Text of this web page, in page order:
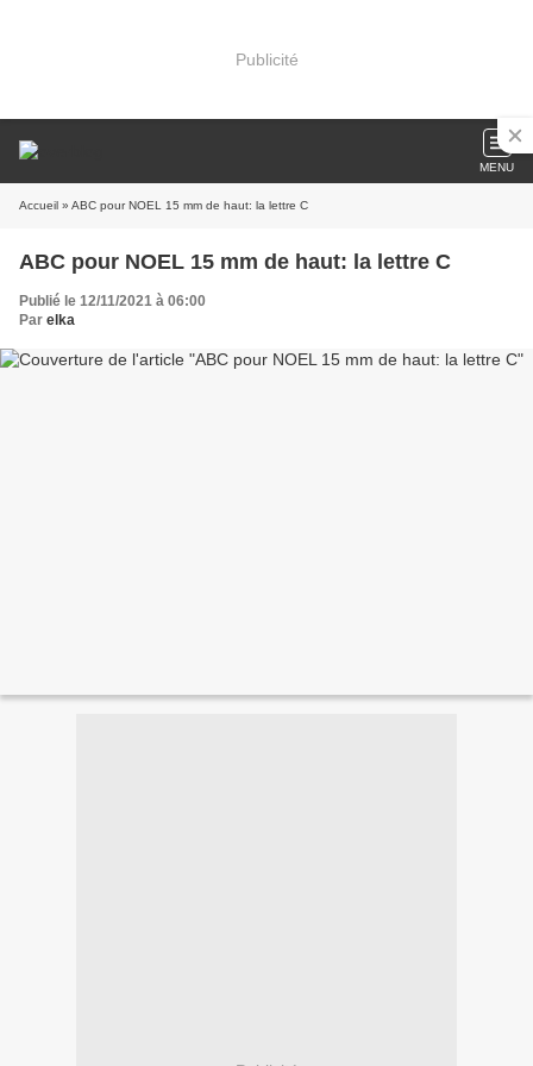
Publicité
MENU
Accueil » ABC pour NOEL 15 mm de haut: la lettre C
ABC pour NOEL 15 mm de haut: la lettre C
Publié le 12/11/2021 à 06:00
Par elka